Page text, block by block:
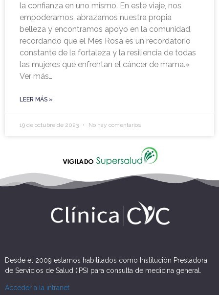
la confianza en uno mismo. En este viaje, nos
empoderamos, abrazamos nuestra propia
belleza y encontramos apoyo en la comunidad,
recordando que el Mes Rosa es un recordatorio
constante de la fortaleza y la resiliencia de todas
las mujeres que enfrentan el cáncer de mama.»
Ver más…
LEER MÁS »
19 de octubre de 2023 No hay comentarios
Desde el 2009 estamos habilitados como Institución Prestadora
de Servicios de Salud (IPS) para consulta de medicina general.
Acceder a la intranet